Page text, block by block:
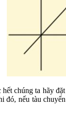
chúng ta hãy
đó, nếu tàu